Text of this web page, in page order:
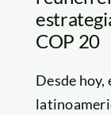
COP 20
Desde hoy,